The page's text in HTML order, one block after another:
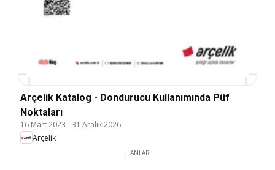
Arçelik Katalog - Dondurucu Kullanımında Püf
Noktaları
16 Mart 2023 -31 Aralık 2026
Arçelik
İLANLAR